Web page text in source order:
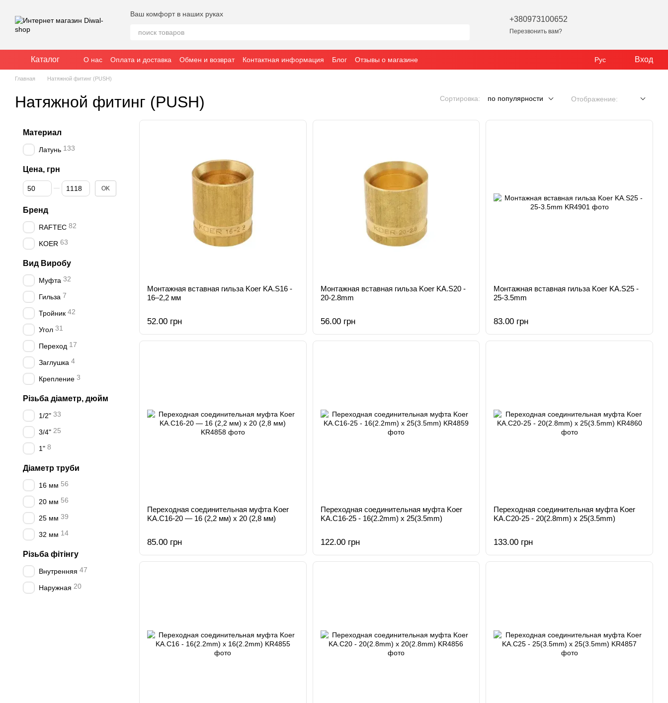
Ваш комфорт в наших руках
+380973100652
Перезвонить вам?
Каталог О нас Оплата и доставка Обмен и возврат Контактная информация Блог Отзывы о магазине Рус Вход
Главная Натяжной фитинг (PUSH)
Натяжной фитинг (PUSH) Сортировка: по популярности Отображение:
Монтажная вставная гильза Koer KA.S16 -
16–2,2 мм
52.00 грн
Монтажная вставная гильза Koer KA.S20 -
20-2.8mm
56.00 грн
Монтажная вставная гильза Koer KA.S25 -
25-3.5mm
83.00 грн
Переходная соединительная муфта Koer
KA.С16-20 — 16 (2,2 мм) x 20 (2,8 мм)
85.00 грн
Переходная соединительная муфта Koer
KA.С16-25 - 16(2.2mm) x 25(3.5mm)
122.00 грн
Переходная соединительная муфта Koer
KA.С20-25 - 20(2.8mm) x 25(3.5mm)
133.00 грн
Материал
Латунь 133
Цена, грн
От Цена, грн
До Цена, грн OK
Бренд
RAFTEC 82
KOER 63
Вид Виробу
Муфта 32
Гильза 7
Тройник 42
Угол 31
Переход 17
Заглушка 4
Крепление 3
Різьба діаметр, дюйм
1/2" 33
3/4" 25
1" 8
Діаметр труби
16 мм 56
20 мм 56
25 мм 39
32 мм 14
Різьба фітінгу
Внутренняя 47
Наружная 20